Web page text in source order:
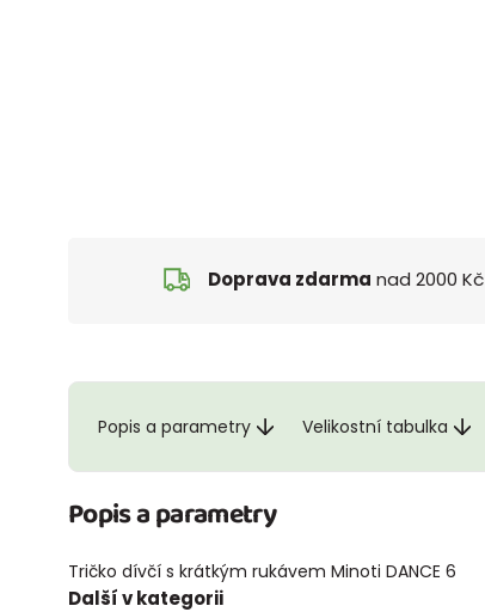
Doprava zdarma nad 2000 Kč
Popis a parametry Velikostní tabulka
Popis a parametry
Tričko dívčí s krátkým rukávem Minoti DANCE 6
Další v kategorii